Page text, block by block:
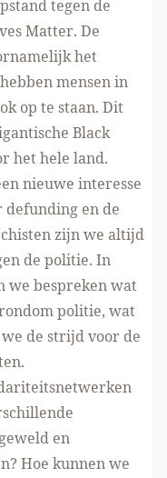
tegen de
Matter. De
het
mensen in
op te staan. Dit
Black
het hele land.
nieuwe interesse
defunding en de
zijn we altijd
de politie. In
we bespreken wat
politie, wat
de strijd voor de
en
Hoe kunnen we